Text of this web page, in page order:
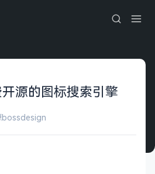
源的图标搜索引擎
bossdesign